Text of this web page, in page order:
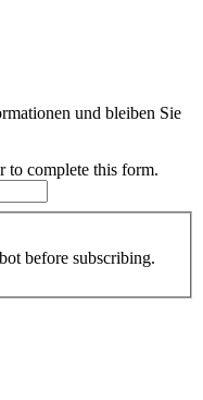
und bleiben Sie
to complete this form.
before subscribing.